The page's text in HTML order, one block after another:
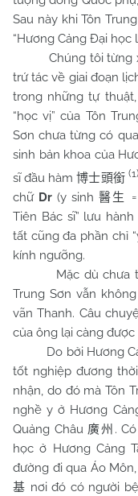
Sau này khi Tôn
“Hương Cảng Đại học
Chúng tôi từng
trứ tác về giai đoạn
trong những tự
“học vị” của Tôn
Sơn chưa từng có
sinh bản khoa của
sĩ đầu hàm博士頭銜 (1)
chữ Dr (y sinh醫生
Tiên Bác sĩ” lưu
tất cũng đa phần chỉ
kính ngưỡng.
Mặc dù chưa
Trung Sơn vẫn
vãn Thanh. Câu
của ông lại càng
Do bởi Hương
tốt nghiệp đương
nhận, do đó mà Tôn
nghề y ở Hương
Quảng Châu 廣州 .
học ở Hương Cảng
đường đi qua Áo
基 nơi đó có người